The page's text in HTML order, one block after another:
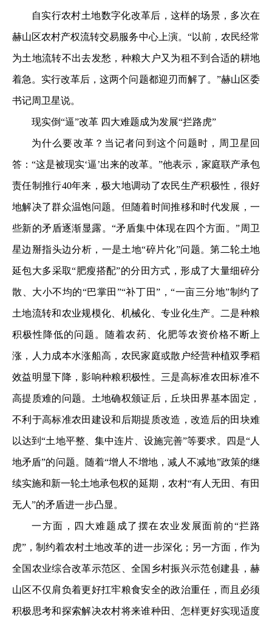
自实行农村土地数字化改革后，这样的场景，多次在
赫山区农村产权流转交易服务中心上演。“以前，农民经常
为土地流转不出去发愁，种粮大户又为租不到合适的耕地
着急。实行改革后，这两个问题都迎刃而解了。”赫山区委
书记周卫星说。
现实倒“逼”改革 四大难题成为发展“拦路虎”
为什么要改革？当记者问到这个问题时，周卫星回
答：“这是被现实‘逼’出来的改革。”他表示，家庭联产承包
责任制推行40年来，极大地调动了农民生产积极性，很好
地解决了群众温饱问题。但随着时间推移和时代发展，一
些新的矛盾逐渐显露。“矛盾集中体现在四个方面。”周卫
星边掰指头边分析，一是土地“碎片化”问题。第二轮土地
延包大多采取“肥瘦搭配”的分田方式，形成了大量细碎分
散、大小不均的“巴掌田”“补丁田”，“一亩三分地”制约了
土地流转和农业规模化、机械化、专业化生产。二是种粮
积极性降低的问题。随着农药、化肥等农资价格不断上
涨，人力成本水涨船高，农民家庭或散户经营种植双季稻
效益明显下降，影响种粮积极性。三是高标准农田标准不
高提质难的问题。土地确权颁证后，丘块田界基本固定，
不利于高标准农田建设和后期提质改造，改造后的田块难
以达到“土地平整、集中连片、设施完善”等要求。四是“人
地矛盾”的问题。随着“增人不增地，减人不减地”政策的继
续实施和新一轮土地承包权的延期，农村“有人无田、有田
无人”的矛盾进一步凸显。
一方面，四大难题成了摆在农业发展面前的“拦路
虎”，制约着农村土地改革的进一步深化；另一方面，作为
全国农业综合改革示范区、全国乡村振兴示范创建县，赫
山区不仅肩负着更好扛牢粮食安全的政治重任，而且必须
积极思考和探索解决农村将来谁种田、怎样更好实现适度